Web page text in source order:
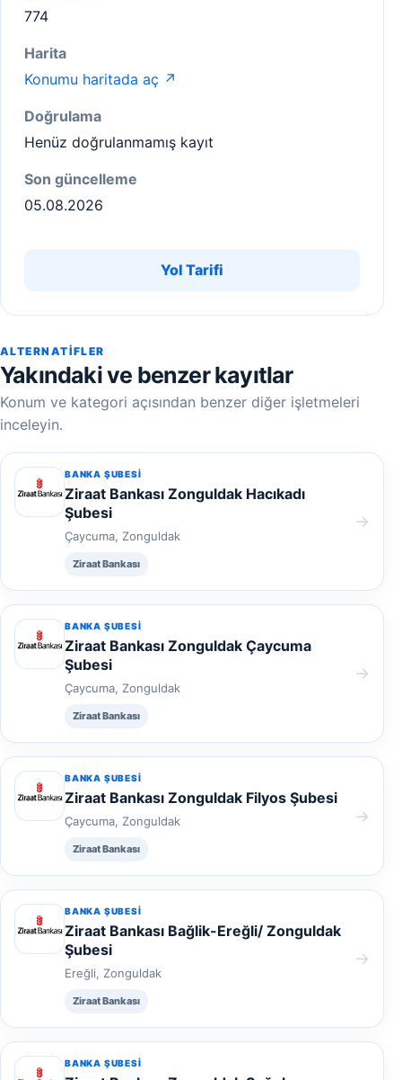
774
Harita
Konumu haritada aç ↗
Doğrulama
Henüz doğrulanmamış kayıt
Son güncelleme
05.08.2026
Yol Tarifi
ALTERNATIFLER
Yakındaki ve benzer kayıtlar
Konum ve kategori açısından benzer diğer işletmeleri
inceleyin.
BANKA ŞUBESI
Ziraat Bankası Zonguldak Hacıkadı
Şubesi
Çaycuma, Zonguldak
Ziraat Bankası
→
BANKA ŞUBESI
Ziraat Bankası Zonguldak Çaycuma
Şubesi
Çaycuma, Zonguldak
Ziraat Bankası
→
BANKA ŞUBESI
Ziraat Bankası Zonguldak Filyos Şubesi
Çaycuma, Zonguldak
Ziraat Bankası
→
BANKA ŞUBESI
Ziraat Bankası Bağlik-Ereğli/ Zonguldak
Şubesi
Ereğli, Zonguldak
Ziraat Bankası
→
BANKA ŞUBESI